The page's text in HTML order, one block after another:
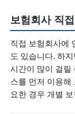
보험회사 직
직접 보험회사에
도 있습니다. 하
시간이 많이 걸릴
스를 먼저 이용해
요한 경우 개별